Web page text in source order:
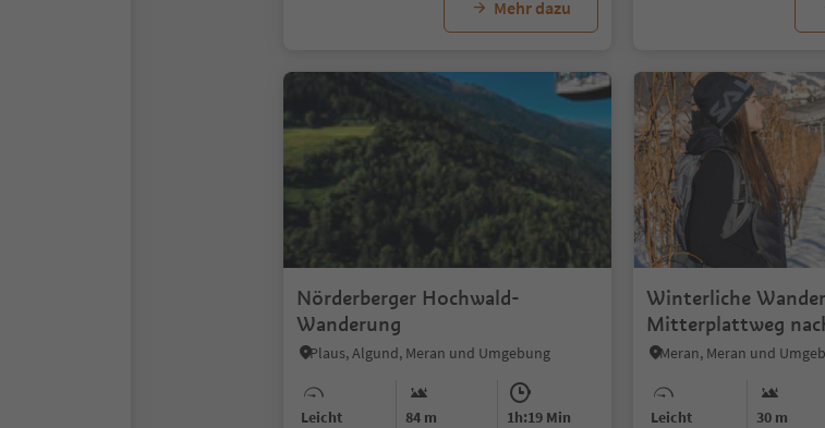
Mehr dazu
Nörderberger Hochwald-
Wanderung
Plaus, Algund, Meran und Umgebung
Leicht 84 m 1h:19 Min
Winterliche
Mitterplattweg
Meran, Meran und
Leicht 30 m